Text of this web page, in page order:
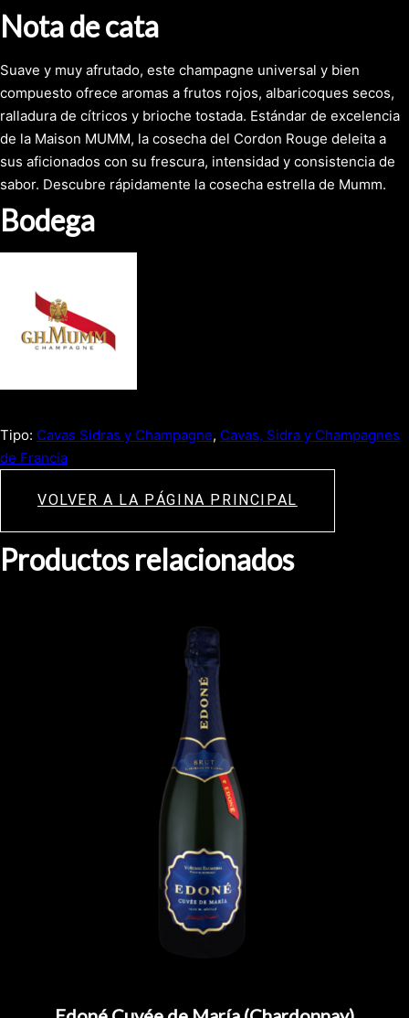
Nota de cata
Suave y muy afrutado, este champagne universal y bien
compuesto ofrece aromas a frutos rojos, albaricoques secos,
ralladura de cítricos y brioche tostada. Estándar de excelencia
de la Maison MUMM, la cosecha del Cordon Rouge deleita a
sus aficionados con su frescura, intensidad y consistencia de
sabor. Descubre rápidamente la cosecha estrella de Mumm.
Bodega
Tipo: Cavas Sidras y Champagne, Cavas, Sidra y Champagnes
de Francia
VOLVER A LA PÁGINA PRINCIPAL
Productos relacionados